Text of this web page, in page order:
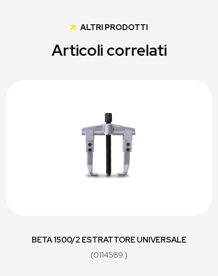
ALTRI PRODOTTI
Articoli correlati
BETA 1500/2 ESTRATTORE UNIVERSALE
(0114589 )